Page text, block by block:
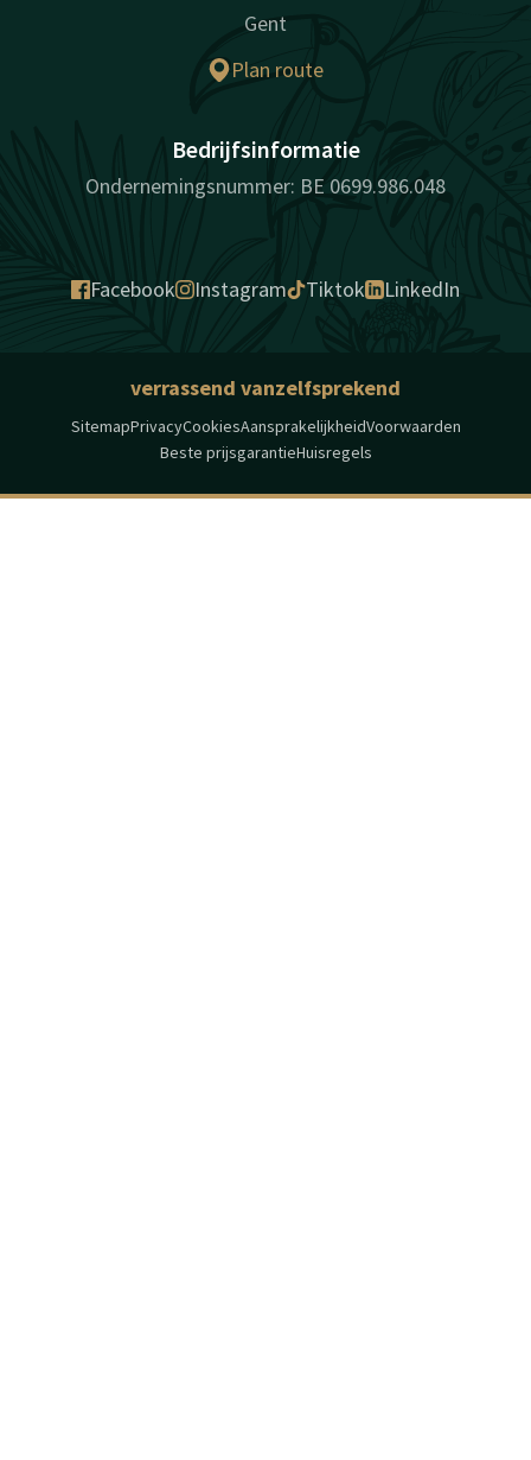
Gent
Plan route
Bedrijfsinformatie
Ondernemingsnummer: BE 0699.986.048
Facebook Instagram Tiktok LinkedIn
verrassend vanzelfsprekend
SitemapPrivacyCookiesAansprakelijkheidVoorwaarden
Beste prijsgarantieHuisregels